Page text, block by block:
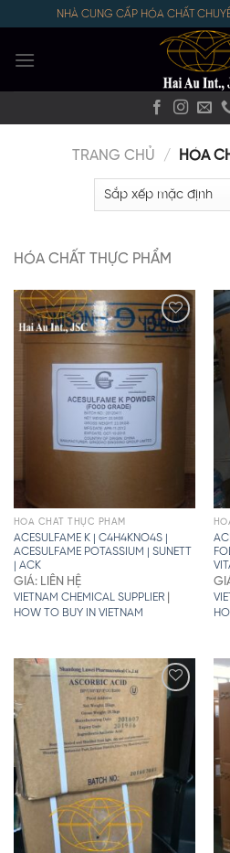
content
NHÀ CUNG CẤP HÓA CHẤT
TRANG CHỦ / HÓA
HÓA CHẤT THỰC PHẨM
HÓA CHẤT THỰC PHẨM
ACESULFAME K | C4H4KNO4S |
ACESULFAME POTASSIUM | SUNETT
| ACK
GIÁ: LIÊN HỆ
VIETNAM CHEMICAL SUPPLIER|
HOW TO BUY IN VIETNAM